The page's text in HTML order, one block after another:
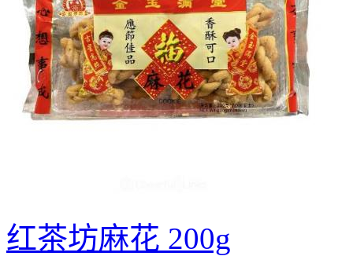
红茶坊麻花 200g